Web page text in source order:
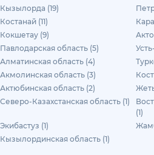
Кызылорда (19)
Костанай (11)
Кокшетау (9)
Павлодарская область (5)
Алматинская область (4)
Акмолинская область (3)
Актюбинская область (2)
Северо-Казахстанская область (1)
(1)
Экибастуз (1)
Кызылординская область (1)